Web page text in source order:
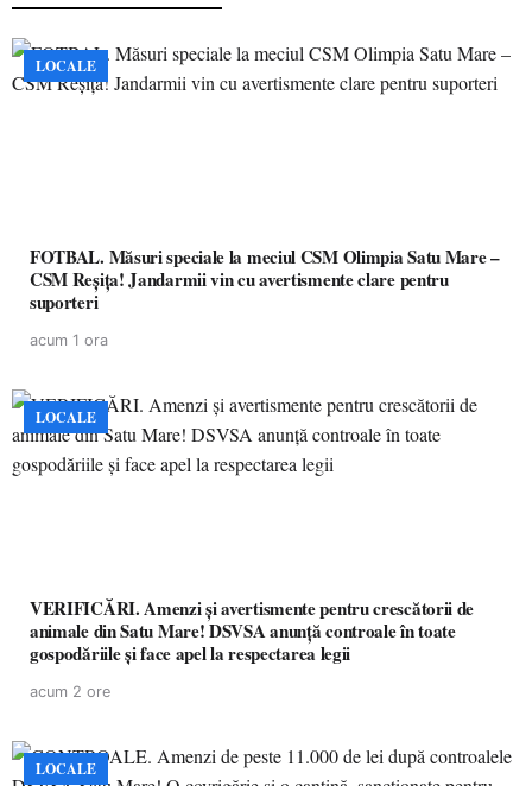
LOCALE
FOTBAL. Măsuri speciale la meciul CSM Olimpia Satu Mare –
CSM Reșița! Jandarmii vin cu avertismente clare pentru
suporteri
acum 1 ora
LOCALE
VERIFICĂRI. Amenzi și avertismente pentru crescătorii de
animale din Satu Mare! DSVSA anunță controale în toate
gospodăriile și face apel la respectarea legii
acum 2 ore
LOCALE